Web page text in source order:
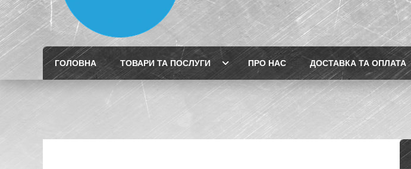
ГОЛОВНА ТОВАРИ ТА ПОСЛУГИ ПРО НАС ДОСТАВКА ТА ОПЛАТА